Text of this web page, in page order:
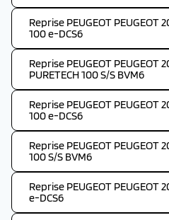
Reprise PEUGEOT PEUGEOT
100 e-DCS6
Reprise PEUGEOT PEUGEOT
PURETECH 100 S/S BVM6
Reprise PEUGEOT PEUGEOT
100 e-DCS6
Reprise PEUGEOT PEUGEOT
100 S/S BVM6
Reprise PEUGEOT PEUGEOT
e-DCS6